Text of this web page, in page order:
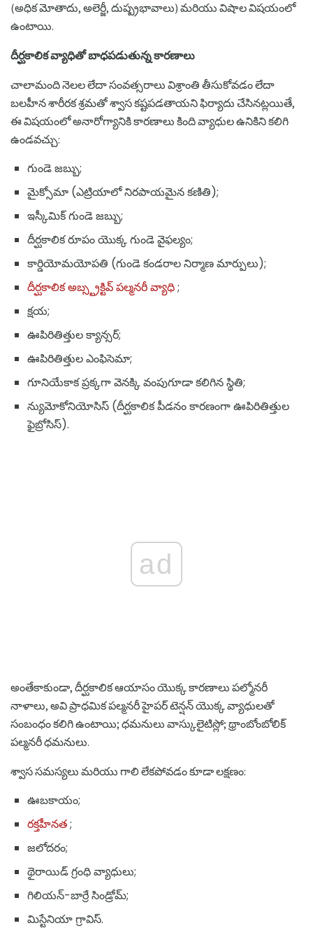
(అధిక మోతాదు, అలెర్జీ, దుష్ప్రభావాలు) మరియు విషాల విషయంలో
ఉంటాయి.
దీర్ఘకాలిక వ్యాధితో బాధపడుతున్న కారణాలు
చాలామంది నెలల లేదా సంవత్సరాలు విశ్రాంతి తీసుకోవడం లేదా
బలహీన శారీరక శ్రమతో శ్వాస కష్టపడతాయని ఫిర్యాదు చేసినట్లయితే,
ఈ విషయంలో అనారోగ్యానికి కారణాలు కింది వ్యాధుల ఉనికిని కలిగి
ఉండవచ్చు:
గుండె జబ్బు;
మైక్సోమా (ఎట్రియాలో నిరపాయమైన కణితి);
ఇస్కీమిక్ గుండె జబ్బు;
దీర్ఘకాలిక రూపం యొక్క గుండె వైఫల్యం;
కార్డియోమయోపతి (గుండె కండరాల నిర్మాణ మార్పులు);
దీర్ఘకాలిక అబ్స్ట్రక్టివ్ పల్మనరీ వ్యాధి;
క్షయ;
ఊపిరితిత్తుల క్యాన్సర్;
ఊపిరితిత్తుల ఎంఫిసెమా;
గూనియేకాక ప్రక్కగా వెనక్కి వంపుగూడా కలిగిన స్థితి;
న్యుమోకోనియోసిస్ (దీర్ఘకాలిక పీడనం కారణంగా ఊపిరితిత్తుల
ఫైబ్రోసిస్).
ad
అంతేకాకుండా, దీర్ఘకాలిక ఆయాసం యొక్క కారణాలు పల్మోనరీ
నాళాలు, అవి ప్రాధమిక పల్మనరీ హైపర్ టెన్షన్ యొక్క వ్యాధులతో
సంబంధం కలిగి ఉంటాయి; ధమనులు వాస్కులైటిస్లో; థ్రాంబోంబోలిక్
పల్మనరీ ధమనులు.
శ్వాస సమస్యలు మరియు గాలి లేకపోవడం కూడా లక్షణం:
ఊబకాయం;
రక్తహీనత;
జలోదరం;
థైరాయిడ్ గ్రంధి వ్యాధులు;
గిలియన్-బార్రే సిండ్రోమ్;
మిస్టేనియా గ్రావిస్.